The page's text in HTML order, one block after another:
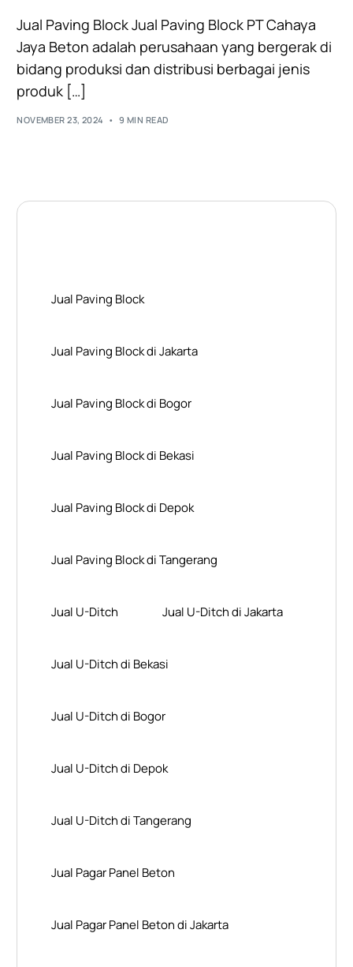
Jual Paving Block Jual Paving Block PT Cahaya
Jaya Beton adalah perusahaan yang bergerak di
bidang produksi dan distribusi berbagai jenis
produk […]
NOVEMBER 23, 2024 9 MIN READ
Jual Paving Block
Jual Paving Block di Jakarta
Jual Paving Block di Bogor
Jual Paving Block di Bekasi
Jual Paving Block di Depok
Jual Paving Block di Tangerang
Jual U-Ditch Jual U-Ditch di Jakarta
Jual U-Ditch di Bekasi
Jual U-Ditch di Bogor
Jual U-Ditch di Depok
Jual U-Ditch di Tangerang
Jual Pagar Panel Beton
Jual Pagar Panel Beton di Jakarta